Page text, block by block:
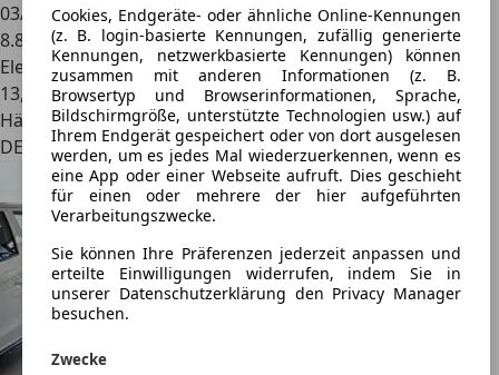
Cookies, Endgeräte- oder ähnliche Online-Kennungen
(z. B. login-basierte Kennungen, zufällig generierte
Kennungen, netzwerkbasierte Kennungen) können
zusammen mit anderen Informationen (z. B.
Browsertyp und Browserinformationen, Sprache,
Bildschirmgröße, unterstützte Technologien usw.) auf
Ihrem Endgerät gespeichert oder von dort ausgelesen
werden, um es jedes Mal wiederzuerkennen, wenn es
eine App oder einer Webseite aufruft. Dies geschieht
für einen oder mehrere der hier aufgeführten
Verarbeitungszwecke.
Sie können Ihre Präferenzen jederzeit anpassen und
erteilte Einwilligungen widerrufen, indem Sie in
unserer Datenschutzerklärung den Privacy Manager
besuchen.
Zwecke
03/2023
8.816 km
Elektro
13,0 kWh/100 km (komb.)
Händler
DE 12103